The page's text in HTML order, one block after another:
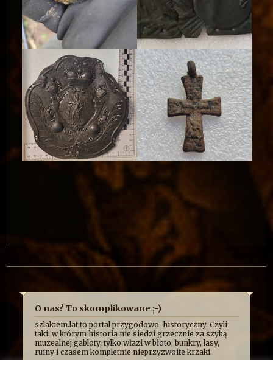
O nas? To skomplikowane ;-)
szlakiem.lat to portal przygodowo-historyczny. Czyli
taki, w którym historia nie siedzi grzecznie za szybą
muzealnej gabloty, tylko włazi w błoto, bunkry, lasy,
ruiny i czasem kompletnie nieprzyzwoite krzaki.